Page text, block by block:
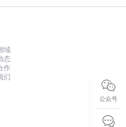
域
态
作
们
公众号